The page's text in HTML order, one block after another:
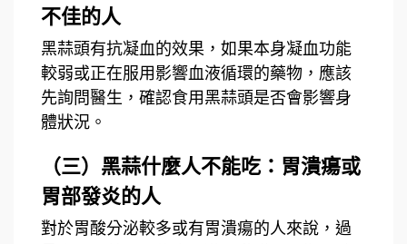
不佳的人
黑蒜頭有抗凝血的效果，如果本身凝血功能
較弱或正在服用影響血液循環的藥物，應該
先詢問醫生，確認食用黑蒜頭是否會影響身
體狀況。
（三）黑蒜什麼人不能吃：胃潰瘍或
胃部發炎的人
對於胃酸分泌較多或有胃潰瘍的人來說，過